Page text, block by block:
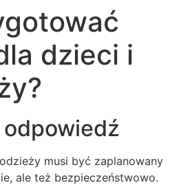
dzieci i
musi być zaplanowany
ale też bezpieczeństwowo.